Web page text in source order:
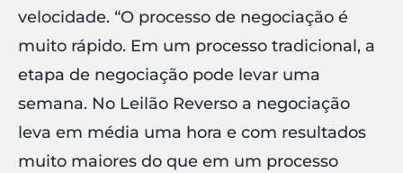
velocidade. “O processo de negociação é
muito rápido. Em um processo tradicional, a
etapa de negociação pode levar uma
semana. No Leilão Reverso a negociação
leva em média uma hora e com resultados
muito maiores do que em um processo